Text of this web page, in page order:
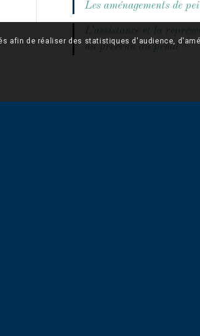
Les aménagements de
L’assistance et la
du prévenu au pénal
afin de réaliser des statistiques d'audience,